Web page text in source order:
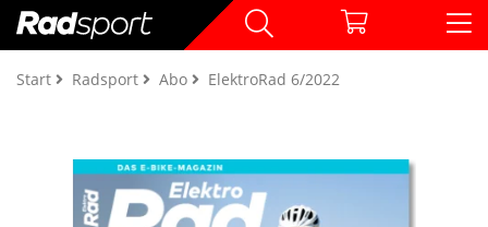
Start Radsport Abo ElektroRad 6/2022